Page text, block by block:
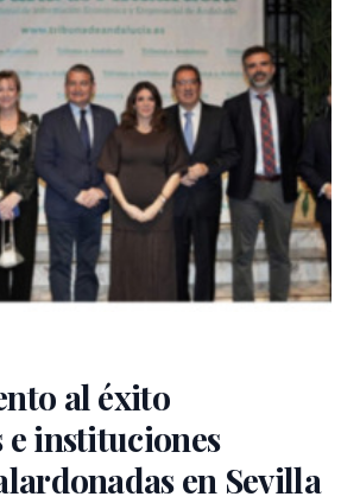
al éxito
instituciones
en Sevilla